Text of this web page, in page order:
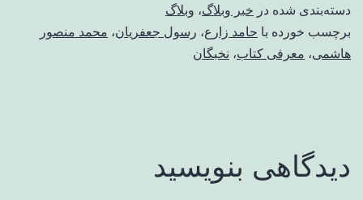
دسته‌بندی شده در خبر وبلاگ، وبلاگ
برچسب خورده با حامد زارع، رسول جعفریان، محمد منصور
هاشمی، معرفی کتاب، نخبگان
دیدگاهی بنویسید